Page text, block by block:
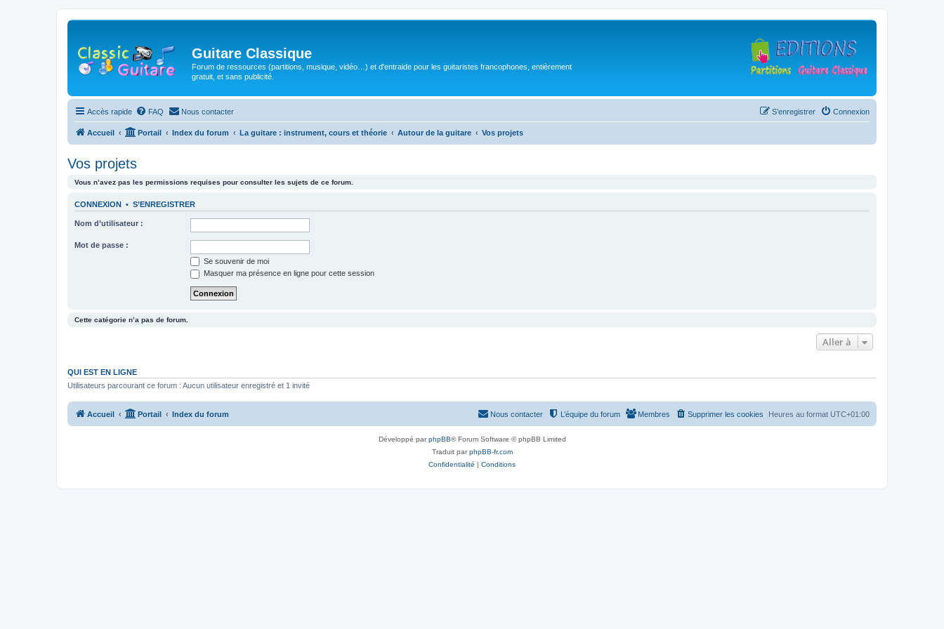
Guitare Classique
Forum de ressources (partitions, musique, vidéo…) et d'entraide pour les guitaristes francophones, entièrement
gratuit, et sans publicité.
Accès rapide FAQ Nous contacter Connexion
S’enregistrer
Accueil Portail Index du forum La guitare : instrument, cours et théorie Autour de la guitare Vos projets
Vos projets
Vous n’avez pas les permissions requises pour consulter les sujets de ce forum.
CONNEXION • S’ENREGISTRER
Nom d’utilisateur :
Mot de passe :
Se souvenir de moi
Masquer ma présence en ligne pour cette session
Cette catégorie n’a pas de forum.
Aller à
QUI EST EN LIGNE
Utilisateurs parcourant ce forum : Aucun utilisateur enregistré et 1 invité
Accueil Portail Index du forum Heures au format UTC+01:00
Supprimer les cookies
Membres
L’équipe du forum
Nous contacter
Développé parphpBB® Forum Software © phpBB Limited
Traduit parphpBB-fr.com
Confidentialité | Conditions